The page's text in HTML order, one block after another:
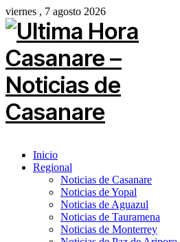
viernes , 7 agosto 2026
Inicio
Regional
Noticias de Casanare
Noticias de Yopal
Noticias de Aguazul
Noticias de Tauramena
Noticias de Monterrey